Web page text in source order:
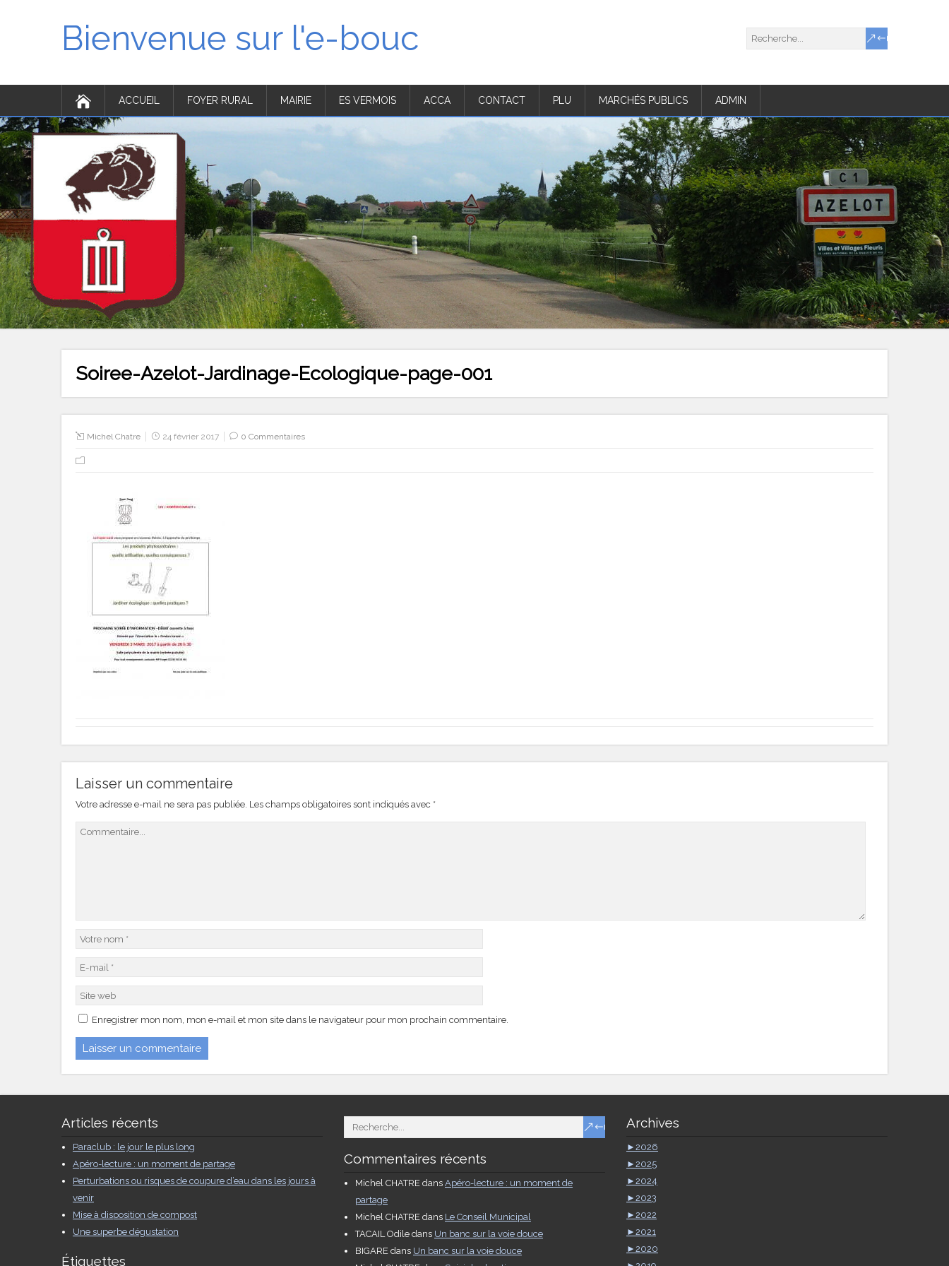
Bienvenue sur l'e-bouc
ACCUEIL FOYER RURAL MAIRIE ES VERMOIS ACCA CONTACT PLU MARCHÉS PUBLICS ADMIN
Soiree-Azelot-Jardinage-Ecologique-page-001
Michel Chatre 24 février 2017 0 Commentaires
Laisser un commentaire
Votre adresse e-mail ne sera pas publiée. Les champs obligatoires sont indiqués avec *
Enregistrer mon nom, mon e-mail et mon site dans le navigateur pour mon prochain commentaire.
Articles récents
Paraclub : le jour le plus long
Apéro-lecture : un moment de partage
Perturbations ou risques de coupure d’eau dans les jours à
venir
Mise à disposition de compost
Une superbe dégustation
Étiquettes
Commentaires récents
Michel CHATRE dans Apéro-lecture : un moment de
partage
Michel CHATRE dans Le Conseil Municipal
TACAIL Odile dans Un banc sur la voie douce
BIGARE dans Un banc sur la voie douce
Archives
► 2026
► 2025
► 2024
► 2023
► 2022
► 2021
► 2020